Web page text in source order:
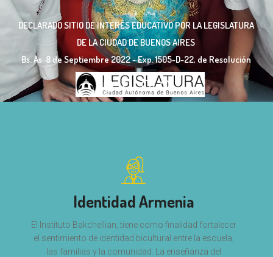
DECLARADO SITIO DE INTERÉS EDUCATIVO POR LA LEGISLATURA
DE LA CIUDAD DE BUENOS AIRES
Bs. As. 8 de Septiembre 2022 - Exp. 1505-D-22, de Resolución
Identidad Armenia
El Instituto Bakchellian, tiene como finalidad fortalecer
el sentimiento de identidad bicultural entre la escuela,
las familias y la comunidad. La enseñanza del